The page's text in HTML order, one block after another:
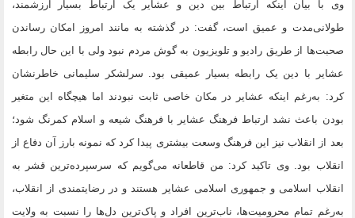
وی با بیان اینکه ارتباط بین دین و عشایر یک ارتباط بسیار ارزشمند،
طولانی‌مدت و عمیق است، گفت: در گذشته به مانند امروز امکان رساندن
صحبت‌ها از طریق رادیو و تلویزیون به گوش مردم نبود ولی با این حال رابطه
عشایر با دین یک رابطه بسیار عمیقی بود. سرلشکر سلیمانی خاطرنشان
کرد: به‌رغم اینکه عشایر در مکان خاصی ثابت نبودند اما هیچگاه این متغیر
بودن باعث نشد ارتباط فرهنگ عشایر با فرهنگ شیعه و اسلام کمرنگ شود؛
بعد از انقلاب نیز این فرهنگ وسعت بیشتری پیدا کرد که نمونه بارز آن دفاع از
انقلاب بود. وی تاکید کرد: من قاطعانه می‌گویم که سرسپرده‌ترین قشر به
انقلاب اسلامی و جمهوری اسلامی عشایر هستند و در رضایتمندی از انقلاب،
به‌رغم تمام محرومیت‌ها، ناب‌ترین افراد و پاک‌ترین دل‌ها را نسبت به ولایت